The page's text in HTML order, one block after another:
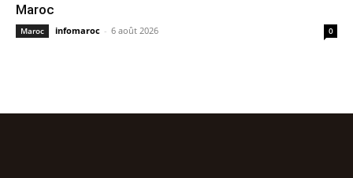
Maroc
Maroc infomaroc - 6 août 2026 0